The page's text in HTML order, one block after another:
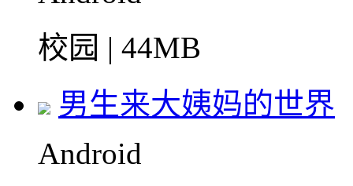
校园 | 44MB
男生来大姨妈的世界
Android